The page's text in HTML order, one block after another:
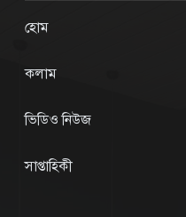
হোম
কলাম
ভিডিও নিউজ
সাপ্তাহিকী